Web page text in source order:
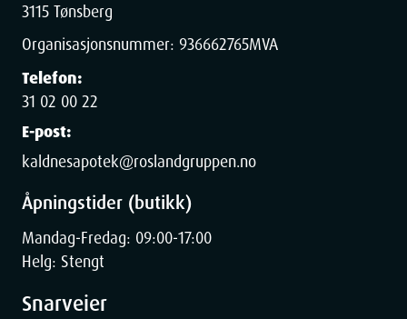
3115 Tønsberg
Organisasjonsnummer: 936662765MVA
Telefon:
31 02 00 22
E-post:
kaldnesapotek@roslandgruppen.no
Åpningstider (butikk)
Mandag-Fredag: 09:00-17:00
Helg: Stengt
Snarveier